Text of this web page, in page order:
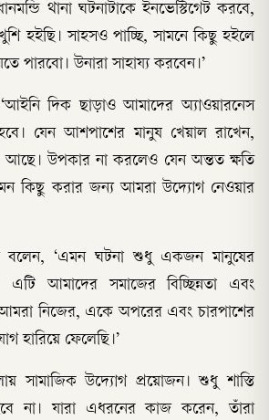
থানা ঘটনাটাকে ইনভেস্টিগেট করবে,
হইছি। সাহসও পাচ্ছি, সামনে কিছু হইলে
পারবো। উনারা সাহায্য করবেন।’
দিক ছাড়াও আমাদের অ্যাওয়ারনেস
যেন আশপাশের মানুষ খেয়াল রাখেন,
আছে। উপকার না করলেও যেন অন্তত ক্ষতি
কিছু করার জন্য আমরা উদ্যোগ নেওয়ার
বলেন, ‘এমন ঘটনা শুধু একজন মানুষের
এটি আমাদের সমাজের বিচ্ছিন্নতা এবং
নিজের, একে অপরের এবং চারপাশের
হারিয়ে ফেলেছি।’
সামাজিক উদ্যোগ প্রয়োজন। শুধু শাস্তি
না। যারা এধরনের কাজ করেন, তাঁরা